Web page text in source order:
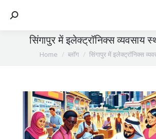
Search:
सिंगापुर में इलेक्ट्रॉनिक्स व्यवसाय
You are here:
Home ब्लॉग सिंगापुर में इलेक्ट्रॉनिक्स